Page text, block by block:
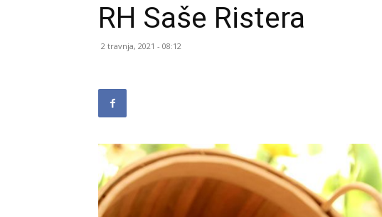
RH Saše Ristera
2 travnja, 2021 - 08:12